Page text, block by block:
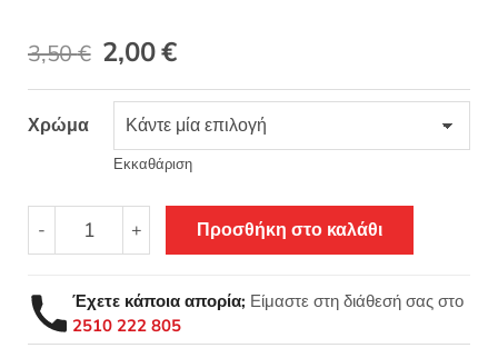
3,50€ Original
price
was:
3,50 €.
2,00€Η
τρέχουσα
τιμή
είναι:
2,00 €.
Χρώμα
Εκκαθάριση
-
Cadiz
Stop
Σύμμικτο
ρεγιόν
+ Προσθήκη στο καλάθι
Έχετε κάποια απορία; Είμαστε στη διάθεσή σας στο
2510 222 805